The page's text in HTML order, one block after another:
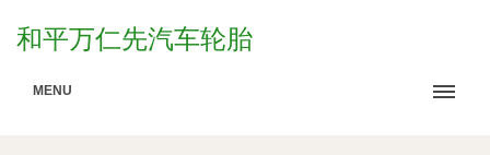
和平万仁先汽车轮胎
MENU